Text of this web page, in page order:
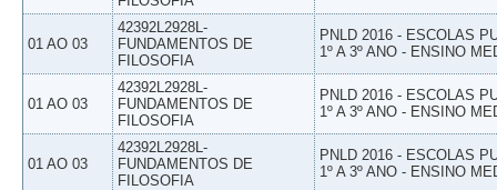
01 AO 03
42392L2928L-
FUNDAMENTOS DE
FILOSOFIA
PNLD 2016 - ESCOLAS
1º A 3º ANO - ENSINO
01 AO 03
42392L2928L-
FUNDAMENTOS DE
FILOSOFIA
PNLD 2016 - ESCOLAS
1º A 3º ANO - ENSINO
01 AO 03
42392L2928L-
FUNDAMENTOS DE
FILOSOFIA
PNLD 2016 - ESCOLAS
1º A 3º ANO - ENSINO